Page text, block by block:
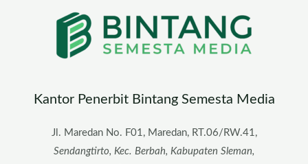
Kantor Penerbit Bintang Semesta Media
Jl. Maredan No. F01, Maredan, RT.06/RW.41,
Sendangtirto, Kec. Berbah, Kabupaten Sleman,